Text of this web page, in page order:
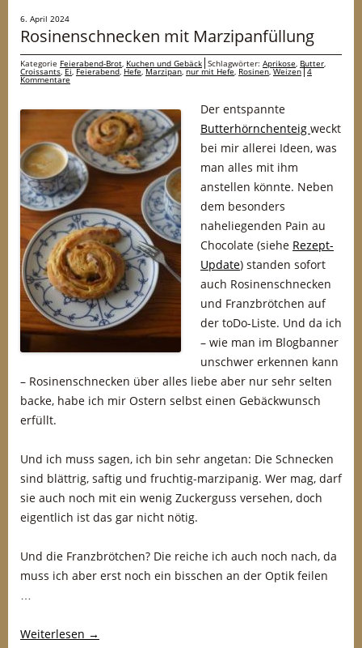
6. April 2024
Rosinenschnecken mit Marzipanfüllung
Kategorie Feierabend-Brot, Kuchen und Gebäck Schlagwörter: Aprikose, Butter,
Croissants,Ei,Feierabend, Hefe,Marzipan,nur mit Hefe, Rosinen,Weizen 4
Kommentare
Der entspannte
Butterhörnchenteig weckt
bei mir allerei Ideen, was
man alles mit ihm
anstellen könnte. Neben
dem besonders
naheliegenden Pain au
Chocolate (siehe Rezept-
Update) standen sofort
auch Rosinenschnecken
und Franzbrötchen auf
der toDo-Liste. Und da ich
– wie man im Blogbanner
unschwer erkennen kann
– Rosinenschnecken über alles liebe aber nur sehr selten
backe, habe ich mir Ostern selbst einen Gebäckwunsch
erfüllt.
Und ich muss sagen, ich bin sehr angetan: Die Schnecken
sind blättrig, saftig und fruchtig-marzipanig. Wer mag, darf
sie auch noch mit ein wenig Zuckerguss versehen, doch
eigentlich ist das gar nicht nötig.
Und die Franzbrötchen? Die reiche ich auch noch nach, da
muss ich aber erst noch ein bisschen an der Optik feilen
…
Weiterlesen →